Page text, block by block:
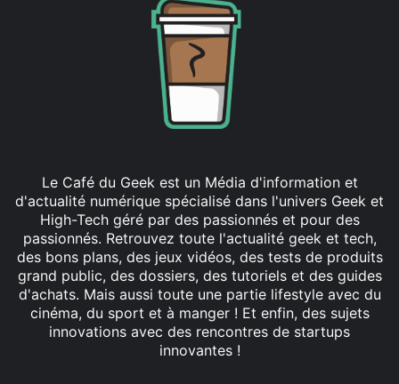
Le Café du Geek est un Média d'information et
d'actualité numérique spécialisé dans l'univers Geek et
High-Tech géré par des passionnés et pour des
passionnés. Retrouvez toute l'actualité geek et tech,
des bons plans, des jeux vidéos, des tests de produits
grand public, des dossiers, des tutoriels et des guides
d'achats. Mais aussi toute une partie lifestyle avec du
cinéma, du sport et à manger ! Et enfin, des sujets
innovations avec des rencontres de startups
innovantes !